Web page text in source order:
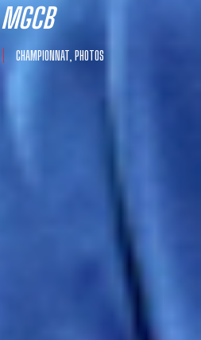
MGCB
CHAMPIONNAT PHOTOS